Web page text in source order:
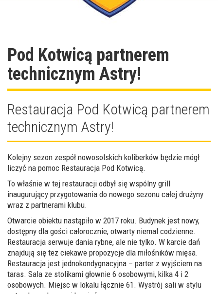
Pod Kotwicą partnerem
technicznym Astry!
Restauracja Pod Kotwicą partnerem
technicznym Astry!
Kolejny sezon zespół nowosolskich koliberków będzie mógł
liczyć na pomoc Restauracja Pod Kotwicą.
To właśnie w tej restauracji odbył się wspólny grill
inaugurujący przygotowania do nowego sezonu całej drużyny
wraz z partnerami klubu.
Otwarcie obiektu nastąpiło w 2017 roku. Budynek jest nowy,
dostępny dla gości całorocznie, otwarty niemal codzienne.
Restauracja serwuje dania rybne, ale nie tylko. W karcie dań
znajdują się tez ciekawe propozycje dla miłośników mięsa.
Restauracja jest jednokondygnacyjna – parter z wyjściem na
taras. Sala ze stolikami głownie 6 osobowymi, kilka 4 i 2
osobowych. Miejsc w lokalu łącznie 61. Wystrój sali w stylu